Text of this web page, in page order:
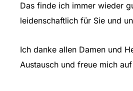
Das finde ich immer wieder
leidenschaftlich für Sie und
Ich danke allen Damen und
Austausch und freue mich